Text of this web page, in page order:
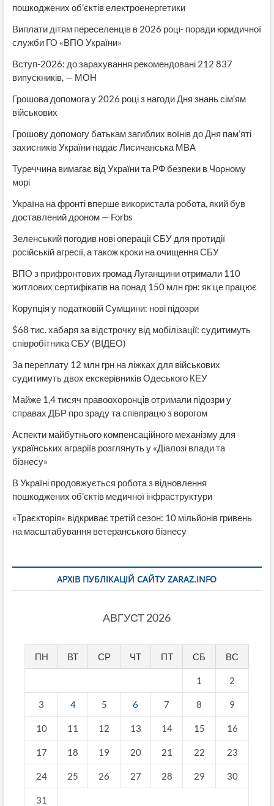
пошкоджених об’єктів електроенергетики
Виплати дітям переселенців в 2026 році- поради юридичної
служби ГО «ВПО України»
Вступ-2026: до зарахування рекомендовані 212 837
випускників, — МОН
Грошова допомога у 2026 році з нагоди Дня знань сім’ям
військових
Грошову допомогу батькам загиблих воїнів до Дня пам’яті
захисників України надає Лисичанська МВА
Туреччина вимагає від України та РФ безпеки в Чорному
морі
Україна на фронті вперше використала робота, який був
доставлений дроном — Forbs
Зеленський погодив нові операції СБУ для протидії
російській агресії, а також кроки на очищення СБУ
ВПО з прифронтових громад Луганщини отримали 110
житлових сертифікатів на понад 150 млн грн: як це працює
Корупція у податковій Сумщини: нові підозри
$68 тис. хабаря за відстрочку від мобілізації: судитимуть
співробітника СБУ (ВІДЕО)
За переплату 12 млн грн на ліжках для військових
судитимуть двох екскерівників Одеського КЕУ
Майже 1,4 тисяч правоохоронців отримали підозри у
справах ДБР про зраду та співпрацю з ворогом
Аспекти майбутнього компенсаційного механізму для
українських аграріїв розглянуть у «Діалозі влади та
бізнесу»
В Україні продовжується робота з відновлення
пошкоджених об’єктів медичної інфраструктури
«Траєкторія» відкриває третій сезон: 10 мільйонів гривень
на масштабування ветеранського бізнесу
АРХІВ ПУБЛІКАЦІЙ САЙТУ ZARAZ.INFO
АВГУСТ 2026
ПН ВТ СР ЧТ ПТ СБ ВС
1 2
3 4 5 6 7 8 9
10 11 12 13 14 15 16
17 18 19 20 21 22 23
24 25 26 27 28 29 30
31